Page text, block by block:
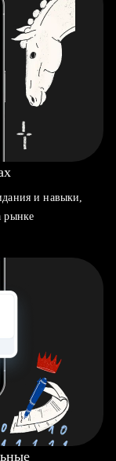
и навыки,
рынке